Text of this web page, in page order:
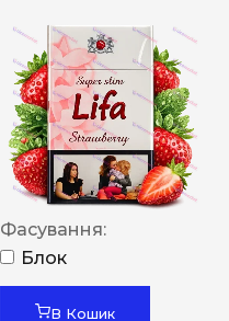
Фасування:
Блок
В Кошик